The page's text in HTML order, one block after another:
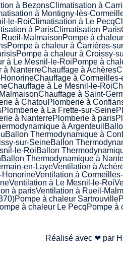
à BezonsClimatisation à
à Montigny-lès-
le-RoiClimatisation à Le Pecq
à ParisClimatisation Paris
MalmaisonPompe à
Pompe à chaleur à Carrières-
Pompe à chaleur à Croissy-
à Le Mesnil-le-RoiPompe à
à NanterreChauffage à Achères
Chauffage à
Chauffage à Le Mesnil-le-Roi
Chauffage à Saint-
à ChatouPlomberie à
Plomberie à La Frette-sur-Seine
à NanterrePlomberie à paris
à Argenteuil
Ballon Thermodynamique à
sur-SeineBallon
le-RoiBallon
Ballon Thermodynamique à
en-LayeVentilation à
HonorineVentilation à
Ventilation à Le Mesnil-le-Roi
à parisVentilation à Rueil-
Pompe à chaleur Sartrouville
à chaleur Le PecqPompe à
Réalisé avec ❤ par